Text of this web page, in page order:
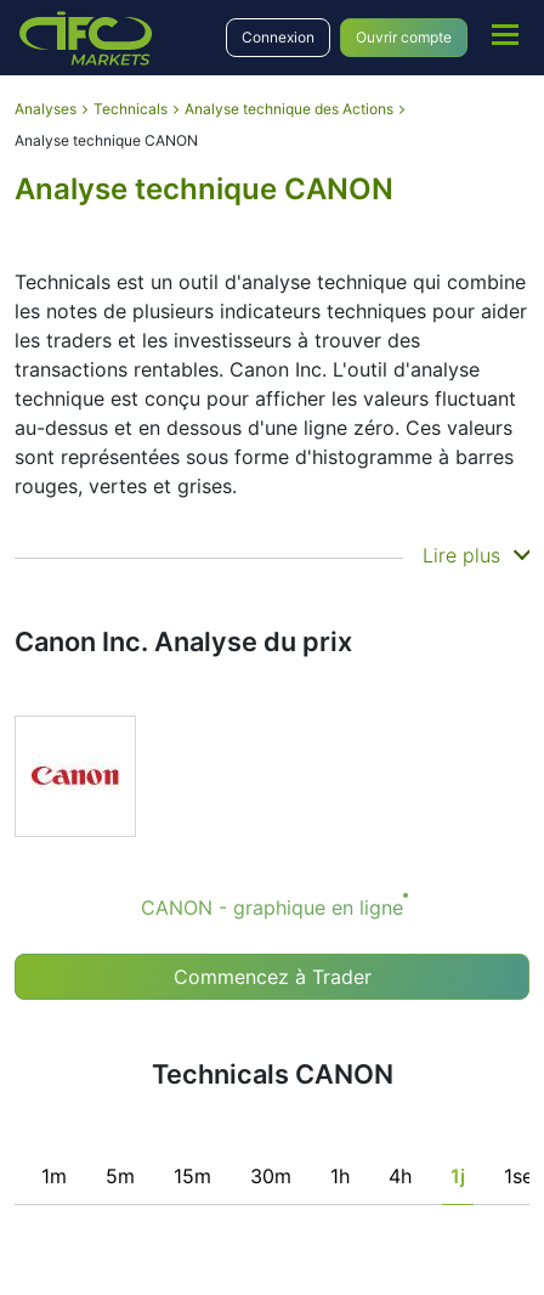
Connexion Ouvrir compte
Analyses Technicals
Analyse technique des Actions
Analyse technique CANON
Analyse technique CANON
Technicals est un outil d'analyse technique qui combine
les notes de plusieurs indicateurs techniques pour aider
les traders et les investisseurs à trouver des
transactions rentables. Canon Inc. L'outil d'analyse
technique est conçu pour afficher les valeurs fluctuant
au-dessus et en dessous d'une ligne zéro. Ces valeurs
sont représentées sous forme d'histogramme à barres
rouges, vertes et grises.
Résumé
pour de nombreux analystes et traders. De nombreux
traders utilisent une sélection d'indicateurs
Évidemment, nous ne recommandons à personne
d’acheter ou de vendre un instrument financier en se
conditions d'un ensemble d'indicateurs individuels qui
peuvent aider l'utilisateur à repérer des conditions
est cohérent avec sa stratégie.
Lire plus
Canon Inc. Analyse du prix
CANON - graphique en ligne
Commencez à Trader
Technicals CANON
1m 5m 15m 30m 1h 4h 1j